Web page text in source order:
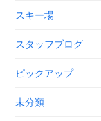
スキー場
スタッフブログ
ピックアップ
未分類